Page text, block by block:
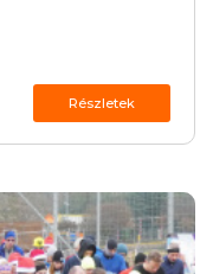
Részletek